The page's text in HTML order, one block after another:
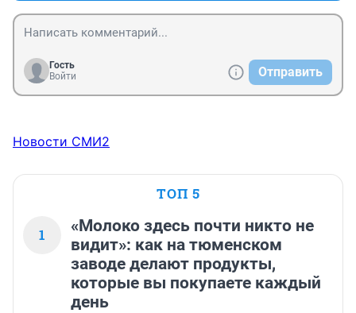
Гость
Войти
Отправить
Новости СМИ2
ТОП 5
1
«Молоко здесь почти никто не
видит»: как на тюменском
заводе делают продукты,
которые вы покупаете каждый
день